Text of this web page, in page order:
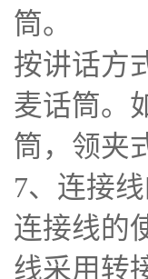
筒。
按讲话方
麦话筒。
筒，领夹
7、连接
连接线的
线采用转